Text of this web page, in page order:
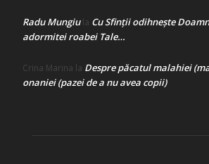
Radu Mungiula Cu Sfinții odihnește
adormitei roabei Tale…
Crina Marina la Despre păcatul malahiei
onaniei (pazei de a nu avea copii)